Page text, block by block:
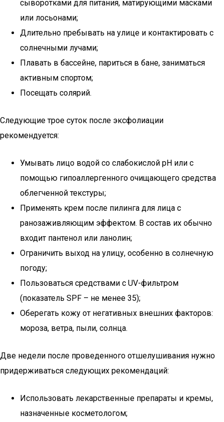
сыворотками для питания, матирующими масками
или лосьонами;
Длительно пребывать на улице и контактировать с
солнечными лучами;
Плавать в бассейне, париться в бане, заниматься
активным спортом;
Посещать солярий.
Следующие трое суток после эксфолиации
рекомендуется:
Умывать лицо водой со слабокислой рН или с
помощью гипоаллергенного очищающего средства
облегченной текстуры;
Применять крем после пилинга для лица с
ранозаживляющим эффектом. В состав их обычно
входит пантенол или ланолин;
Ограничить выход на улицу, особенно в солнечную
погоду;
Пользоваться средствами с UV-фильтром
(показатель SPF – не менее 35);
Оберегать кожу от негативных внешних факторов:
мороза, ветра, пыли, солнца.
Две недели после проведенного отшелушивания нужно
придерживаться следующих рекомендаций:
Использовать лекарственные препараты и кремы,
назначенные косметологом;